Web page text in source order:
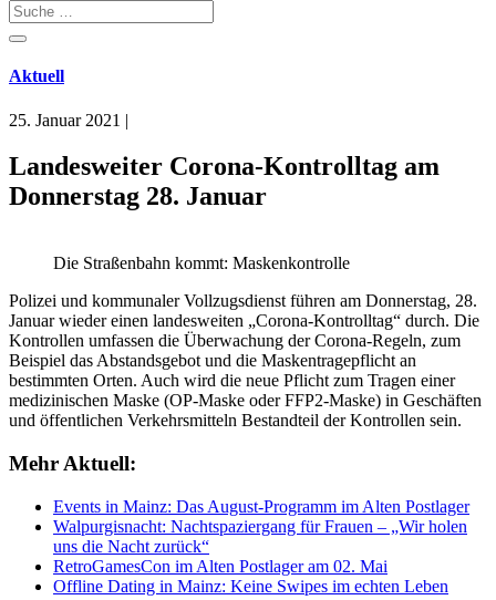
Aktuell
25. Januar 2021 |
Landesweiter Corona-Kontrolltag am
Donnerstag 28. Januar
Die Straßenbahn kommt: Maskenkontrolle
Polizei und kommunaler Vollzugsdienst führen am Donnerstag, 28.
Januar wieder einen landesweiten „Corona-Kontrolltag“ durch. Die
Kontrollen umfassen die Überwachung der Corona-Regeln, zum
Beispiel das Abstandsgebot und die Maskentragepflicht an
bestimmten Orten. Auch wird die neue Pflicht zum Tragen einer
medizinischen Maske (OP-Maske oder FFP2-Maske) in Geschäften
und öffentlichen Verkehrsmitteln Bestandteil der Kontrollen sein.
Mehr Aktuell:
Events in Mainz: Das August-Programm im Alten Postlager
Walpurgisnacht: Nachtspaziergang für Frauen – „Wir holen
uns die Nacht zurück“
RetroGamesCon im Alten Postlager am 02. Mai
Offline Dating in Mainz: Keine Swipes im echten Leben